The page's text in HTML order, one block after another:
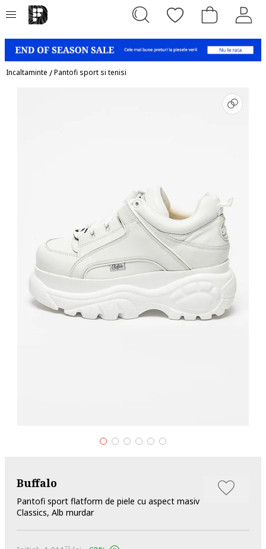
Incaltaminte /Pantofi sport si tenisi
Buffalo
Pantofi sport flatform de piele cu aspect masiv
Classics, Alb murdar